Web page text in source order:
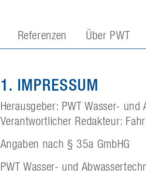
1. IMPRESSUM
Herausgeber: PWT Wasser- und
Verantwortlicher Redakteur:
Angaben nach § 35a GmbHG
PWT Wasser- und
Referenzen Über PWT